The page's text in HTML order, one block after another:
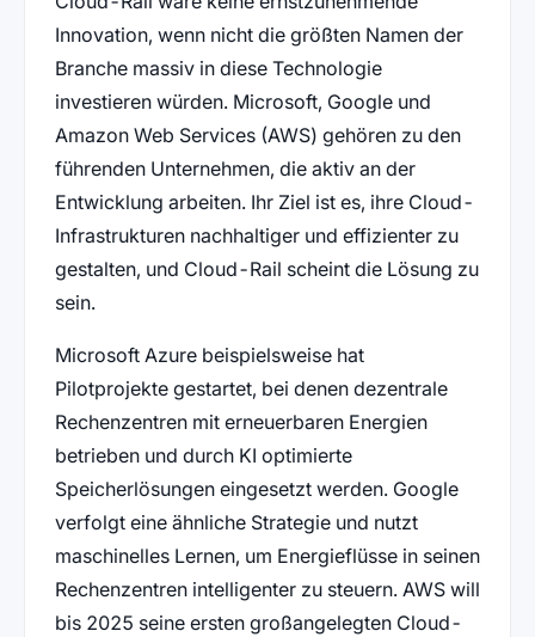
Innovation, wenn nicht die größten Namen der
Branche massiv in diese Technologie
investieren würden. Microsoft, Google und
Amazon Web Services (AWS) gehören zu den
führenden Unternehmen, die aktiv an der
Entwicklung arbeiten. Ihr Ziel ist es, ihre Cloud-
Infrastrukturen nachhaltiger und effizienter zu
gestalten, und Cloud-Rail scheint die Lösung zu
sein.
Microsoft Azure beispielsweise hat
Pilotprojekte gestartet, bei denen dezentrale
Rechenzentren mit erneuerbaren Energien
betrieben und durch KI optimierte
Speicherlösungen eingesetzt werden. Google
verfolgt eine ähnliche Strategie und nutzt
maschinelles Lernen, um Energieflüsse in seinen
Rechenzentren intelligenter zu steuern. AWS will
bis 2025 seine ersten großangelegten Cloud-